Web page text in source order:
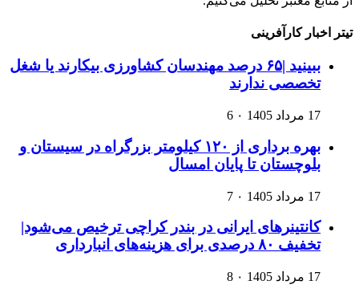
تیتر اخبار کارآفرینی
ببینید |۶۵ درصد مهندسان کشاورزی بیکارند یا شغل
تخصصی ندارند
17 مرداد 1405 ۰ 6
بهره برداری از ۱۲۰ کیلومتر بزرگراه در سیستان و
بلوچستان تا پایان امسال
17 مرداد 1405 ۰ 7
کانتینرهای ایرانی در بندر کراچی ترخیص می‌شود|
تخفیف ۸۰ درصدی برای هزینه‌های انبارداری
17 مرداد 1405 ۰ 8